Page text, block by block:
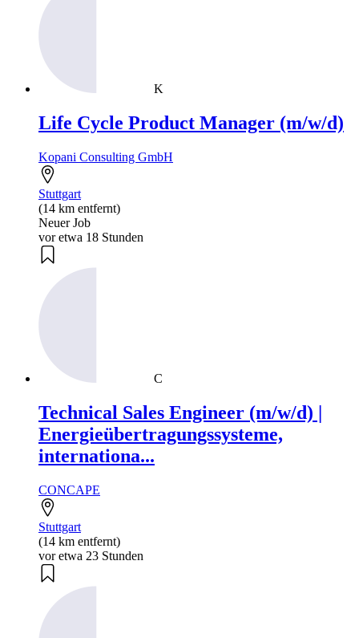
K
Life Cycle Product Manager (m/w/d)
Kopani Consulting GmbH
Stuttgart
(14 km entfernt)
Neuer Job
vor etwa 18 Stunden
C
Technical Sales Engineer (m/w/d) |
Energieübertragungssysteme,
internationa...
CONCAPE
Stuttgart
(14 km entfernt)
vor etwa 23 Stunden